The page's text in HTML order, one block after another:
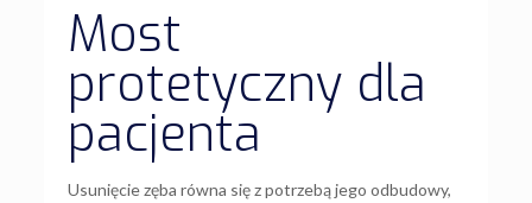
Most
protetyczny dla
pacjenta
Usunięcie zęba równa się z potrzebą jego odbudowy,